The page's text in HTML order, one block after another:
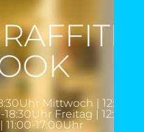
|
Mittwoch | 12:00-
Freitag | 12:00-
17:00Uhr